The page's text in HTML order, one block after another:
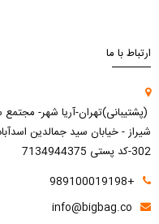
ارتباط با ما
(پشتیبانی)تهران-آریا شهر-
302-کد پستی 7134944375
+989100019198
info@bigbag.co